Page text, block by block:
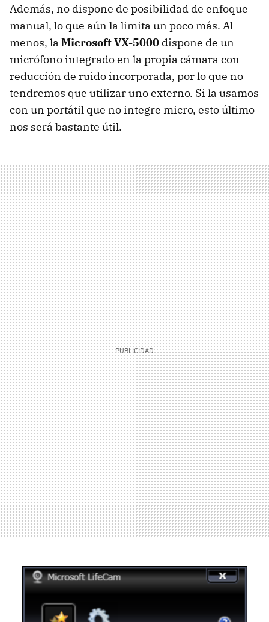
Además, no dispone de posibilidad de enfoque
manual, lo que aún la limita un poco más. Al
menos, la Microsoft VX-5000 dispone de un
micrófono integrado en la propia cámara con
reducción de ruido incorporada, por lo que no
tendremos que utilizar uno externo. Si la usamos
con un portátil que no integre micro, esto último
nos será bastante útil.